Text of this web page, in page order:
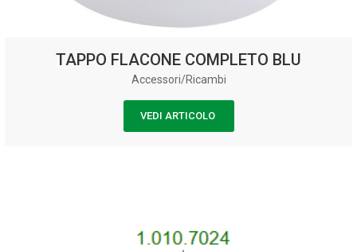
TAPPO FLACONE COMPLETO BLU
Accessori/Ricambi
VEDI ARTICOLO